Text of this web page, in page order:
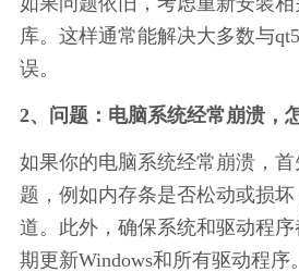
库。这样通常能解决大多数与
误。
2、问题：电脑系统经常崩溃，
如果你的电脑系统经常崩溃，
题，例如内存条是否松动或损
道。此外，确保系统和驱动程
期更新Windows和所有驱动程